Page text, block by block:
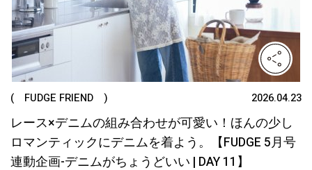
( FUDGE FRIEND ) 2026.04.23
レース×デニムの組み合わせが可愛い！ほんの少し
ロマンティックにデニムを着よう。【FUDGE 5月号
連動企画-デニムがちょうどいい | DAY 11】